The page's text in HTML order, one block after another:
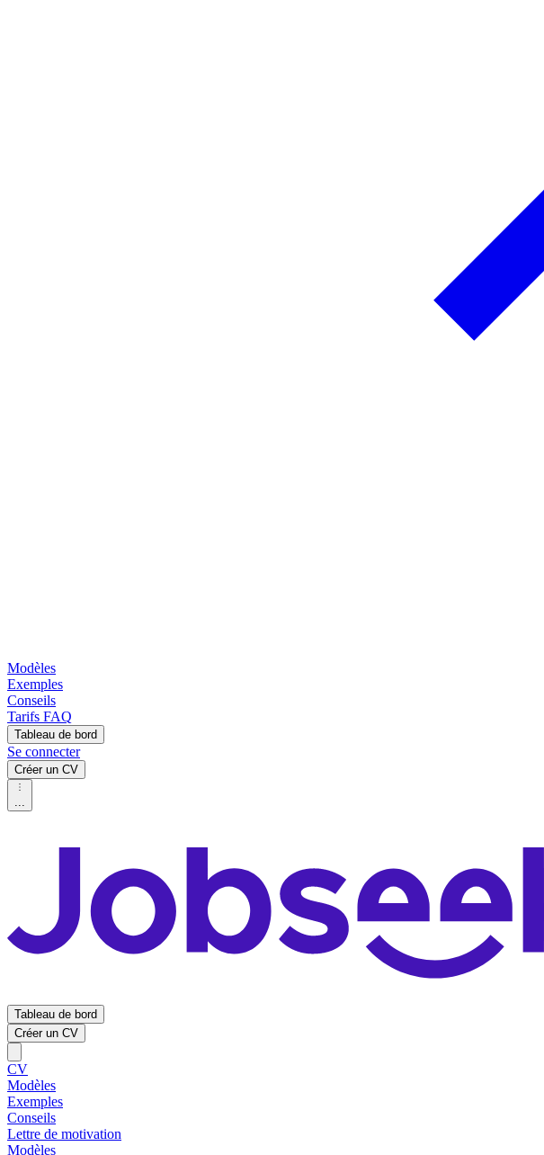
Modèles
Exemples
Conseils
Tarifs FAQ
Tableau de bord
Se connecter
Créer un CV
...
Tableau de bord
Créer un CV
CV
Modèles
Exemples
Conseils
Lettre de motivation
Modèles